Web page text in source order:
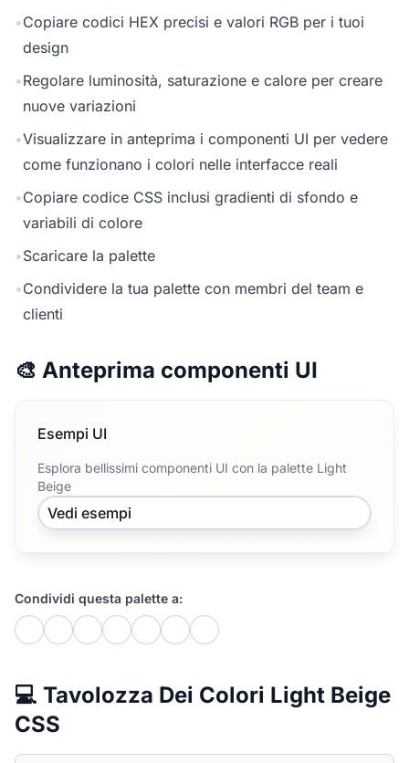
•Copiare codici HEX precisi e valori RGB per i tuoi
design
•Regolare luminosità, saturazione e calore per creare
nuove variazioni
•Visualizzare in anteprima i componenti UI per vedere
come funzionano i colori nelle interfacce reali
•Copiare codice CSS inclusi gradienti di sfondo e
variabili di colore
•Scaricare la palette
•Condividere la tua palette con membri del team e
clienti
🎨 Anteprima componenti UI
Esempi UI
Esplora bellissimi componenti UI con la palette Light
Beige
Vedi esempi
Condividi questa palette a:
💻 Tavolozza Dei Colori Light Beige
CSS